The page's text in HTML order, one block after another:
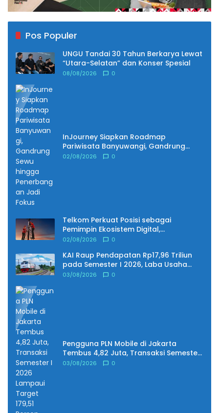
Pos Populer
UNGU Tandai 30 Tahun Berkarya Lewat
“Utara-Selatan” dan Konser Spesial
08/08/2026 0
InJourney Siapkan Roadmap
Pariwisata Banyuwangi, Gandrung
Sewu hingga Penerbangan Jadi Fokus
02/08/2026 0
Telkom Perkuat Posisi sebagai
Pemimpin Ekosistem Digital,
Pendapatan Tembus Rp75,9 Triliun
02/08/2026 0
KAI Raup Pendapatan Rp17,96 Triliun
pada Semester I 2026, Laba Usaha
Melonjak 25,79 Persen
03/08/2026 0
Pengguna PLN Mobile di Jakarta
Tembus 4,82 Juta, Transaksi Semester
I 2026 Lampaui Target 179,51 Persen
03/08/2026 0